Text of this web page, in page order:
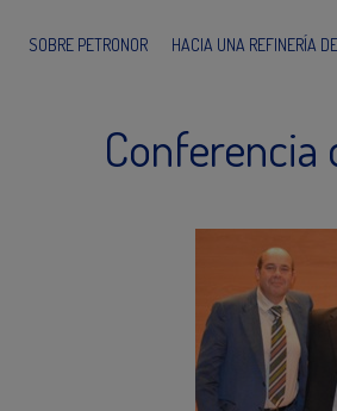
SOBRE PETRONOR HACIA UNA REFINERÍA
Conferencia